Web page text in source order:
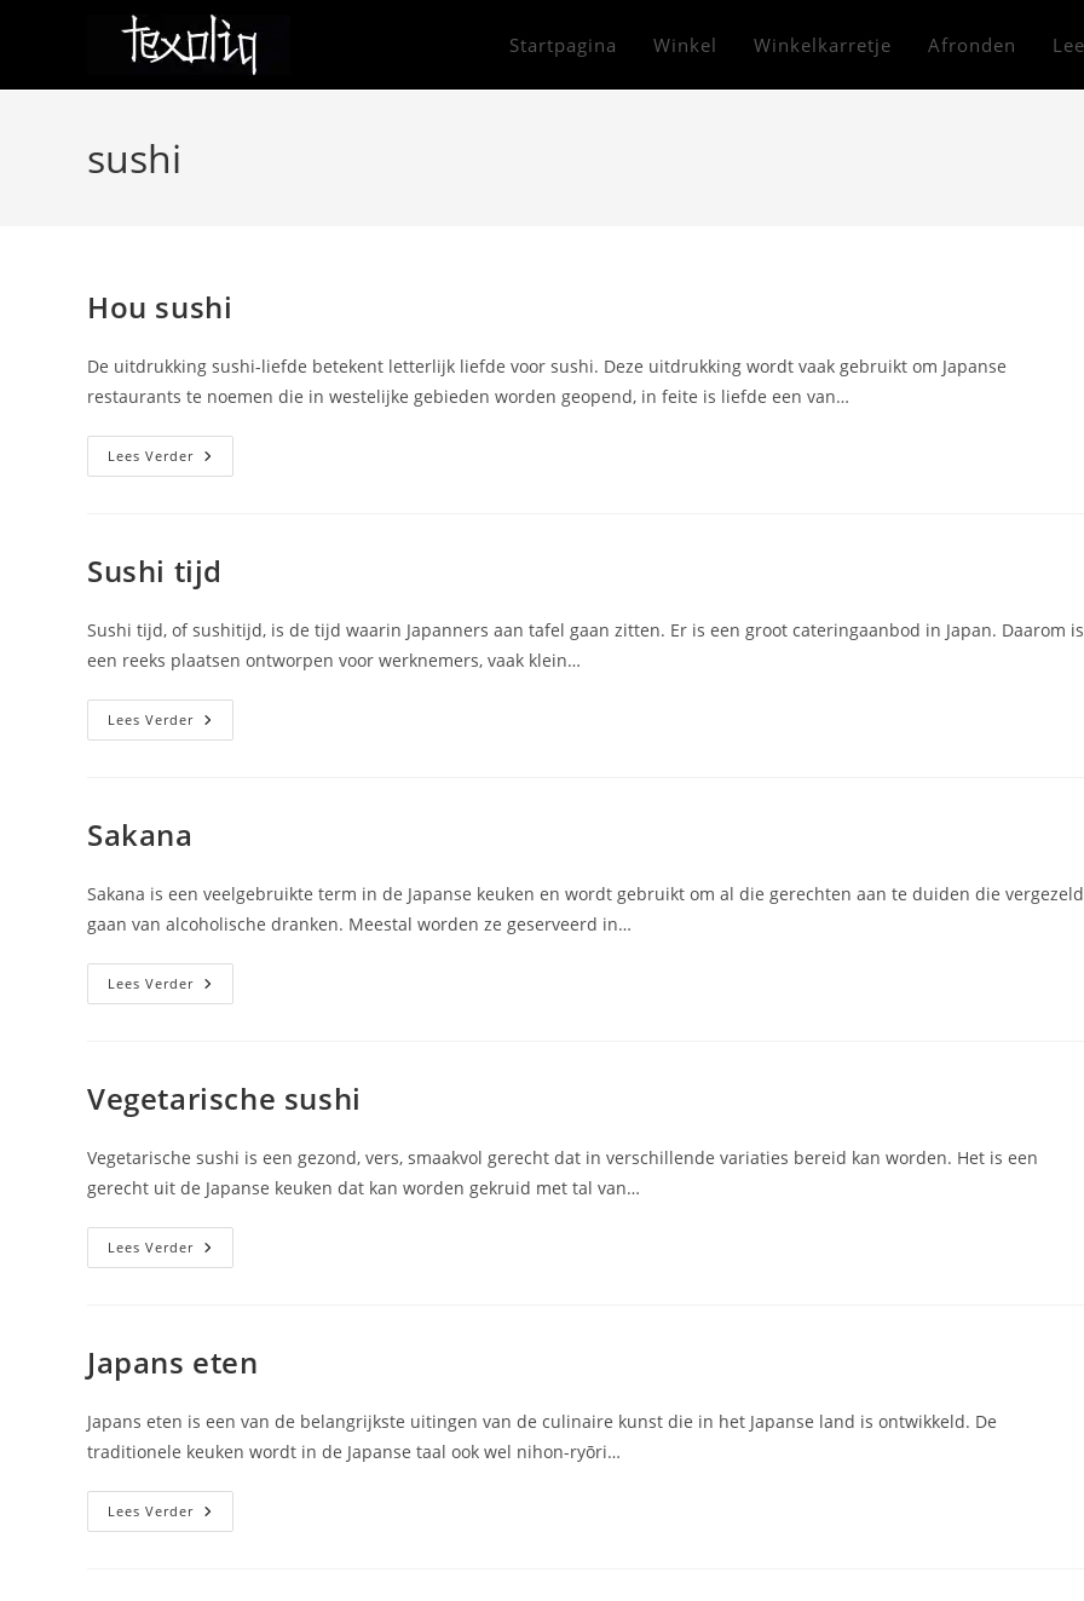
Startpagina Winkel Winkelkarretje Afronden
sushi
Hou sushi
De uitdrukking sushi-liefde betekent letterlijk liefde voor sushi. Deze uitdrukking wordt vaak gebruikt om Japanse
restaurants te noemen die in westelijke gebieden worden geopend, in feite is liefde een van…
Lees VerderHou
Sushi
Sushi tijd
Sushi tijd, of sushitijd, is de tijd waarin Japanners aan tafel gaan zitten. Er is een groot cateringaanbod in Japan. Daarom is
een reeks plaatsen ontworpen voor werknemers, vaak klein…
Lees VerderSushi
Tijd
Sakana
Sakana is een veelgebruikte term in de Japanse keuken en wordt gebruikt om al die gerechten aan te duiden die vergezeld
gaan van alcoholische dranken. Meestal worden ze geserveerd in…
Lees VerderSakana
Vegetarische sushi
Vegetarische sushi is een gezond, vers, smaakvol gerecht dat in verschillende variaties bereid kan worden. Het is een
gerecht uit de Japanse keuken dat kan worden gekruid met tal van…
Lees VerderVegetarische
Sushi
Japans eten
Japans eten is een van de belangrijkste uitingen van de culinaire kunst die in het Japanse land is ontwikkeld. De
traditionele keuken wordt in de Japanse taal ook wel nihon-ryōri…
Lees VerderJapans
Eten